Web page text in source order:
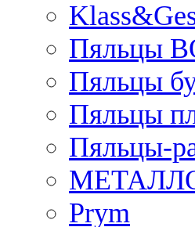
Пяльцы
Пяльцы
Пяльцы
Пяльцы-
Prym